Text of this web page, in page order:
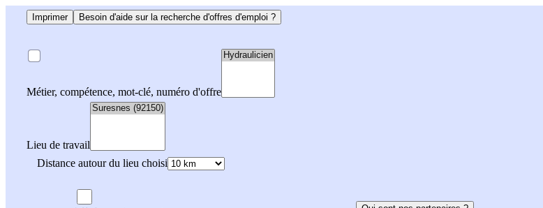
Imprimer Besoin d'aide sur la recherche d'offres d'emploi ?
Métier, compétence, mot-clé, numéro d'offre
Lieu de travail
Distance autour du lieu choisi